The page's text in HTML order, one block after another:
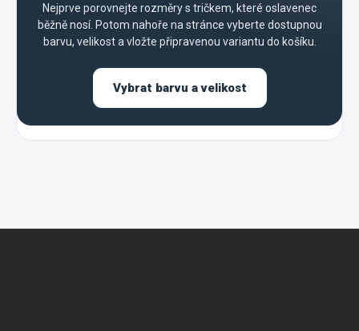
Nejprve porovnejte rozměry s tričkem, které oslavenec
běžně nosí. Potom nahoře na stránce vyberte dostupnou
barvu, velikost a vložte připravenou variantu do košíku.
Vybrat barvu a velikost